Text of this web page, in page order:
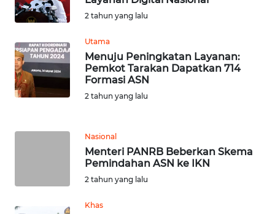
2 tahun yang lalu
Utama
Menuju Peningkatan Layanan:
Pemkot Tarakan Dapatkan 714
Formasi ASN
2 tahun yang lalu
Nasional
Menteri PANRB Beberkan Skema
Pemindahan ASN ke IKN
2 tahun yang lalu
Khas
SULSEL
WN
GORONTALO
WN
WN